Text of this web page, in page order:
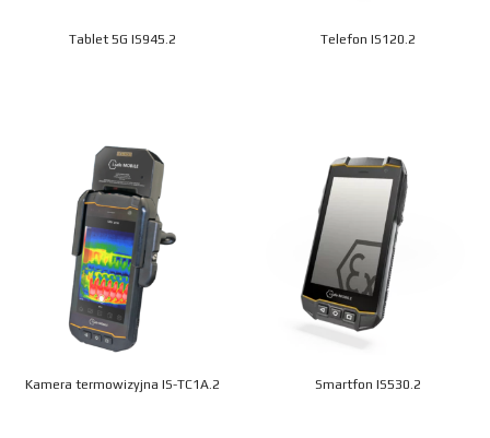
Tablet 5G IS945.2 Telefon IS120.2
Kamera termowizyjna IS-TC1A.2 Smartfon IS530.2